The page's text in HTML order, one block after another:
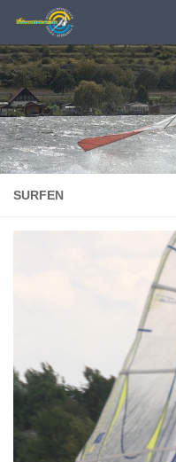
Zum Inhalt springen
SURFEN